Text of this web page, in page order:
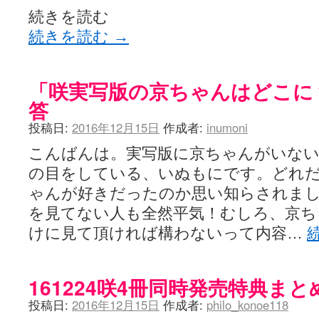
続きを読む
続きを読む →
「咲実写版の京ちゃんはどこ
答
投稿日: 2016年12月15日 作成者: inumoni
こんばんは。実写版に京ちゃんがいな
の目をしている、いぬもにです。どれ
ゃんが好きだったのか思い知らされま
を見てない人も全然平気！むしろ、京
けに見て頂ければ構わないって内容…
161224咲4冊同時発売特典まと
投稿日: 2016年12月15日 作成者: philo_konoe118